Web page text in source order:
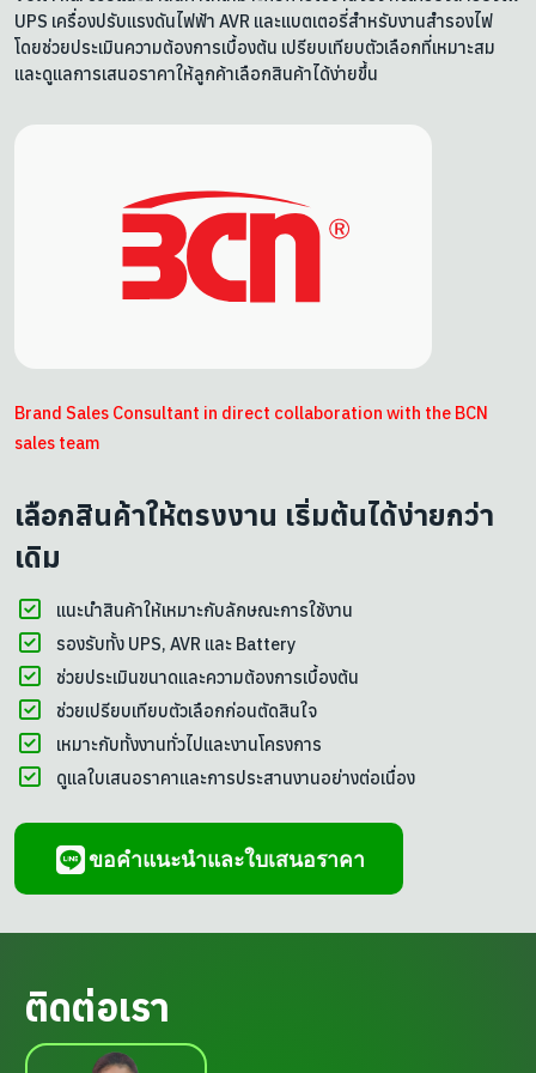
UPS เครื่องปรับแรงดันไฟฟ้า AVR และแบตเตอรี่สำหรับงานสำรองไฟ
โดยช่วยประเมินความต้องการเบื้องต้น เปรียบเทียบตัวเลือกที่เหมาะสม
และดูแลการเสนอราคาให้ลูกค้าเลือกสินค้าได้ง่ายขึ้น
Brand Sales Consultant in direct collaboration with the BCN
sales team
เลือกสินค้าให้ตรงงาน เริ่มต้นได้ง่ายกว่า
เดิม
แนะนำสินค้าให้เหมาะกับลักษณะการใช้งาน
รองรับทั้ง UPS, AVR และ Battery
ช่วยประเมินขนาดและความต้องการเบื้องต้น
ช่วยเปรียบเทียบตัวเลือกก่อนตัดสินใจ
เหมาะกับทั้งงานทั่วไปและงานโครงการ
ดูแลใบเสนอราคาและการประสานงานอย่างต่อเนื่อง
ขอคำแนะนำและใบเสนอราคา
ติดต่อเรา